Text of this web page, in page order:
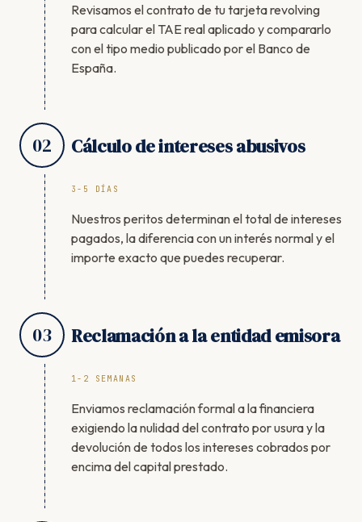
Revisamos el contrato de tu tarjeta revolving
para calcular el TAE real aplicado y compararlo
con el tipo medio publicado por el Banco de
España.
02 Cálculo de intereses abusivos
3-5 DÍAS
Nuestros peritos determinan el total de intereses
pagados, la diferencia con un interés normal y el
importe exacto que puedes recuperar.
03 Reclamación a la entidad emisora
1-2 SEMANAS
Enviamos reclamación formal a la financiera
exigiendo la nulidad del contrato por usura y la
devolución de todos los intereses cobrados por
encima del capital prestado.